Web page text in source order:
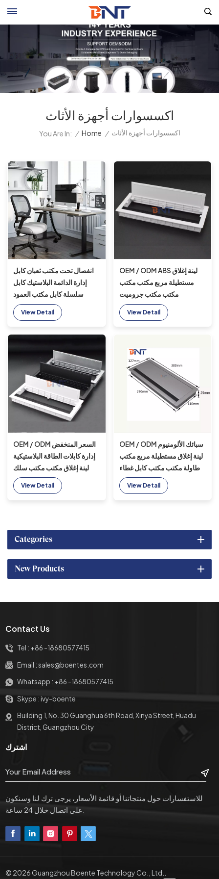
اكسسوارات أجهزة الأثاث
You Are In: / Home / اكسسوارات أجهزة الأثاث
انفصال تحت مكتب ثعبان كابل
إدارة الدائمة البلاستيك كابل
سلسلة كابل مكتب العمود
الفقري إدارة سلك دخول
المنظم
View Detail
OEM / ODM ABS لينة إغلاق
مستطيلة مربع مكتب مكتب
مكتب مكتب جروميت
View Detail
OEM / ODM السعر المنخفض
إدارة كابلات الطاقة البلاستيكية
لينة إغلاق مكتب مكتب سلك
كابل جروميت مربع
View Detail
OEM / ODM سبائك الألومنيوم
لينة إغلاق مستطيلة مربع مكتب
طاولة مكتب مكتب كابل غطاء
فتحة السلطة جروميت
View Detail
Categories
New Products
Contact Us
Tel : +86 -18680577415
Email :sales@boentes.com
Whatsapp : +86 -18680577415
Skype :ivy-boente
Building 1, No. 30 Guanghua 6th Road, Xinya Street, Huadu
District, Guangzhou City
اشترك
للاستفسارات حول منتجاتنا أو قائمة الأسعار، يرجى ترك لنا وسنكون
© 2026 Guangzhou Boente Technology Co., Ltd..